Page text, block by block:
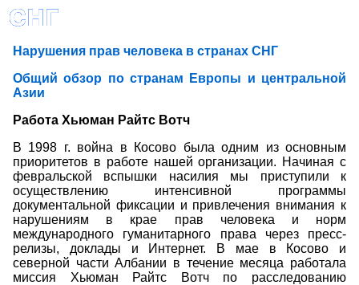
Нарушения прав человека в странах СНГ
Общий обзор по странам Европы и центральной
Азии
Работа Хьюман Райтс Вотч
В 1998 г. война в Косово была одним из основным
приоритетов в работе нашей организации. Начиная с
февральской вспышки насилия мы приступили к
осуществлению интенсивной программы
документальной фиксации и привлечения внимания к
нарушениям в крае прав человека и норм
международного гуманитарного права через пресс-
релизы, доклады и Интернет. В мае в Косово и
северной части Албании в течение месяца работала
миссия Хьюман Райтс Вотч по расследованию